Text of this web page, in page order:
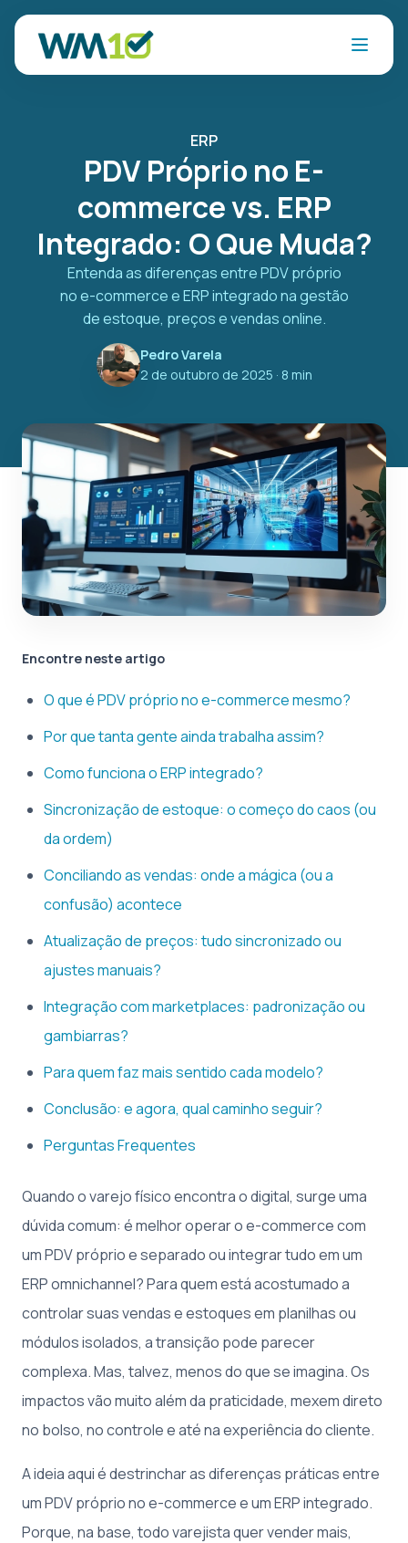
ERP
PDV Próprio no E-
commerce vs. ERP
Integrado: O Que Muda?
Entenda as diferenças entre PDV próprio
no e-commerce e ERP integrado na gestão
de estoque, preços e vendas online.
Pedro Varela
2 de outubro de 2025 · 8 min
Encontre neste artigo
O que é PDV próprio no e-commerce mesmo?
Por que tanta gente ainda trabalha assim?
Como funciona o ERP integrado?
Sincronização de estoque: o começo do caos (ou
da ordem)
Conciliando as vendas: onde a mágica (ou a
confusão) acontece
Atualização de preços: tudo sincronizado ou
ajustes manuais?
Integração com marketplaces: padronização ou
gambiarras?
Para quem faz mais sentido cada modelo?
Conclusão: e agora, qual caminho seguir?
Perguntas Frequentes
Quando o varejo físico encontra o digital, surge uma
dúvida comum: é melhor operar o e-commerce com
um PDV próprio e separado ou integrar tudo em um
ERP omnichannel? Para quem está acostumado a
controlar suas vendas e estoques em planilhas ou
módulos isolados, a transição pode parecer
complexa. Mas, talvez, menos do que se imagina. Os
impactos vão muito além da praticidade, mexem direto
no bolso, no controle e até na experiência do cliente.
A ideia aqui é destrinchar as diferenças práticas entre
um PDV próprio no e-commerce e um ERP integrado.
Porque, na base, todo varejista quer vender mais,